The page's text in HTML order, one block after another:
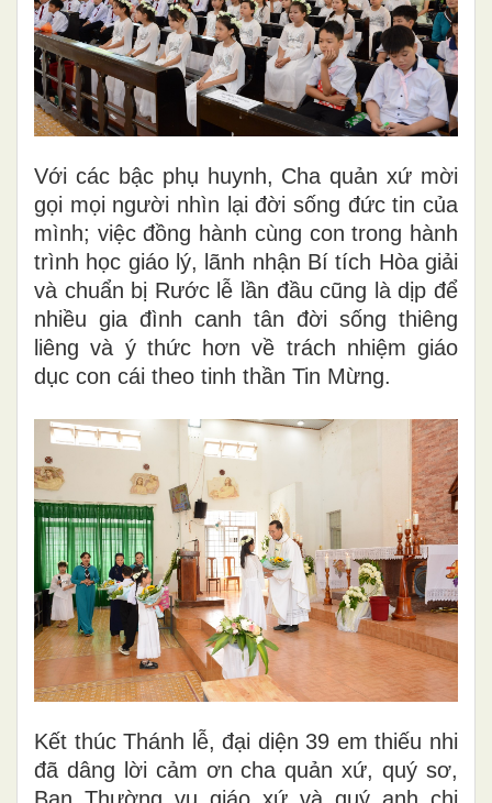
Với các bậc phụ huynh, Cha quản xứ mời
gọi mọi người nhìn lại đời sống đức tin của
mình; việc đồng hành cùng con trong hành
trình học giáo lý, lãnh nhận Bí tích Hòa giải
và chuẩn bị Rước lễ lần đầu cũng là dịp để
nhiều gia đình canh tân đời sống thiêng
liêng và ý thức hơn về trách nhiệm giáo
dục con cái theo tinh thần Tin Mừng.
Kết thúc Thánh lễ, đại diện 39 em thiếu nhi
đã dâng lời cảm ơn cha quản xứ, quý sơ,